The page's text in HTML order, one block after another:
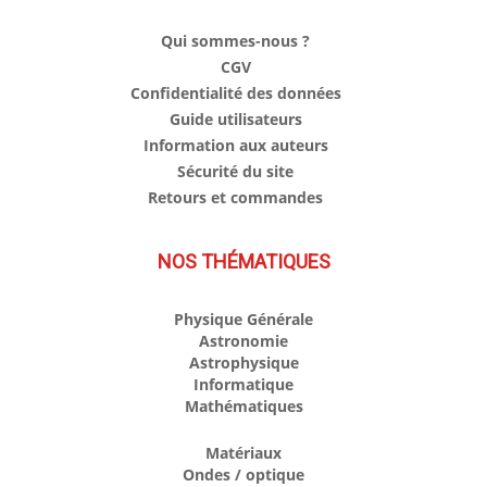
Qui sommes-nous ?
CGV
Confidentialité des données
Guide utilisateurs
Information aux auteurs
Sécurité du site
Retours et commandes
NOS THÉMATIQUES
Physique Générale
Astronomie
Astrophysique
Informatique
Mathématiques
Matériaux
Ondes / optique